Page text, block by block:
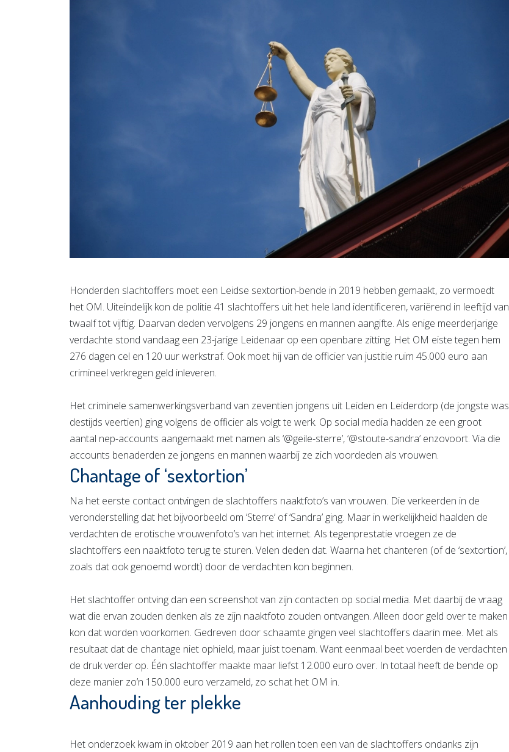
Honderden slachtoffers moet een Leidse sextortion-bende in 2019 hebben gemaakt, zo vermoedt
het OM. Uiteindelijk kon de politie 41 slachtoffers uit het hele land identificeren, variërend in leeftijd van
twaalf tot vijftig. Daarvan deden vervolgens 29 jongens en mannen aangifte. Als enige meerderjarige
verdachte stond vandaag een 23-jarige Leidenaar op een openbare zitting. Het OM eiste tegen hem
276 dagen cel en 120 uur werkstraf. Ook moet hij van de officier van justitie ruim 45.000 euro aan
crimineel verkregen geld inleveren.
Het criminele samenwerkingsverband van zeventien jongens uit Leiden en Leiderdorp (de jongste was
destijds veertien) ging volgens de officier als volgt te werk. Op social media hadden ze een groot
aantal nep-accounts aangemaakt met namen als ‘@geile-sterre’, ‘@stoute-sandra’ enzovoort. Via die
accounts benaderden ze jongens en mannen waarbij ze zich voordeden als vrouwen.
Chantage of ‘sextortion’
Na het eerste contact ontvingen de slachtoffers naaktfoto’s van vrouwen. Die verkeerden in de
veronderstelling dat het bijvoorbeeld om ‘Sterre’ of ‘Sandra’ ging. Maar in werkelijkheid haalden de
verdachten de erotische vrouwenfoto’s van het internet. Als tegenprestatie vroegen ze de
slachtoffers een naaktfoto terug te sturen. Velen deden dat. Waarna het chanteren (of de ‘sextortion’,
zoals dat ook genoemd wordt) door de verdachten kon beginnen.
Het slachtoffer ontving dan een screenshot van zijn contacten op social media. Met daarbij de vraag
wat die ervan zouden denken als ze zijn naaktfoto zouden ontvangen. Alleen door geld over te maken
kon dat worden voorkomen. Gedreven door schaamte gingen veel slachtoffers daarin mee. Met als
resultaat dat de chantage niet ophield, maar juist toenam. Want eenmaal beet voerden de verdachten
de druk verder op. Één slachtoffer maakte maar liefst 12.000 euro over. In totaal heeft de bende op
deze manier zo’n 150.000 euro verzameld, zo schat het OM in.
Aanhouding ter plekke
Het onderzoek kwam in oktober 2019 aan het rollen toen een van de slachtoffers ondanks zijn